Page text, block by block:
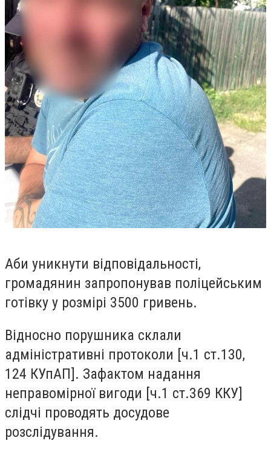
Аби уникнути відповідальності,
громадянин запропонував поліцейським
готівку у розмірі 3500 гривень.
Відносно порушника склали
адміністративні протоколи [ч.1 ст.130,
124 КУпАП]. Зафактом надання
неправомірної вигоди [ч.1 ст.369 ККУ]
слідчі проводять досудове
розслідування.